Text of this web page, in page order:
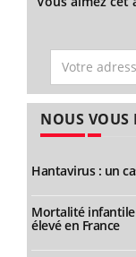
NOUS
Hantavirus : un
Mortalité
élevé en France